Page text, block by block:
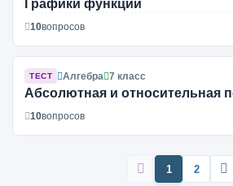
10вопросов
ТЕСТ Алгебра 7 класс
Абсолютная и относительная
10вопросов
1 2